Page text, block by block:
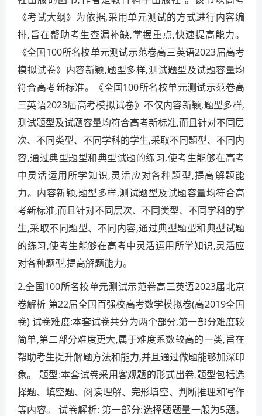
《考试大纲》为依据,采用单元测试的方式进行内容编
排,旨在帮助考生查漏补缺,掌握重点,快速提高能力。
《全国100所名校单元测试示范卷高三英语2023届高考
模拟试卷》内容新颖,题型多样,测试题型及试题容量均
符合高考新标准。《全国100所名校单元测试示范卷高
三英语2023届高考模拟试卷》不仅内容新颖,题型多样,
测试题型及试题容量均符合高考新标准,而且针对不同层
次、不同类型、不同学科的学生,采取不同题型、不同内
容,通过典型题型和典型试题的练习,使考生能够在高考
中灵活运用所学知识,灵活应对各种题型,提高解题能
力。内容新颖,题型多样,测试题型及试题容量均符合高
考新标准,而且针对不同层次、不同类型、不同学科的学
生,采取不同题型、不同内容,通过典型题型和典型试题
的练习,使考生能够在高考中灵活运用所学知识,灵活应
对各种题型,提高解题能力。
2.全国100所名校单元测试示范卷高三英语2023届北京
卷解析 第22届全国百强校高考数学模拟卷(高2019全国
卷) 试卷难度:本套试卷共分为两个部分,第一部分难度较
简单,第二部分难度更大,属于难度系数较高的一类,旨在
帮助考生提升解题方法和能力,并且通过做题能够加深印
象。 题型:本套试卷采用客观题的形式出卷,题型包括选
择题、填空题、阅读理解、完形填空、判断推理和写作
等内容。 试卷解析: 第一部分:选择题题量一般为5题。